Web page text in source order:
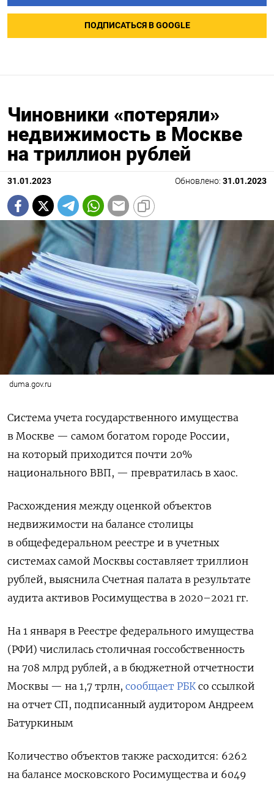
ПОДПИСАТЬСЯ В GOOGLE
Чиновники «потеряли»
недвижимость в Москве
на триллион рублей
31.01.2023 Обновлено: 31.01.2023
duma.gov.ru
Система учета государственного имущества
в Москве — самом богатом городе России,
на который приходится почти 20%
национального ВВП, — превратилась в хаос.
Расхождения между оценкой объектов
недвижимости на балансе столицы
в общефедеральном реестре и в учетных
системах самой Москвы составляет триллион
рублей, выяснила Счетная палата в результате
аудита активов Росимущества в 2020–2021 гг.
На 1 января в Реестре федерального имущества
(РФИ) числилась столичная госсобственность
на 708 млрд рублей, а в бюджетной отчетности
Москвы — на 1,7 трлн, сообщает РБК со ссылкой
на отчет СП, подписанный аудитором Андреем
Батуркиным
Количество объектов также расходится: 6262
на балансе московского Росимущества и 6049